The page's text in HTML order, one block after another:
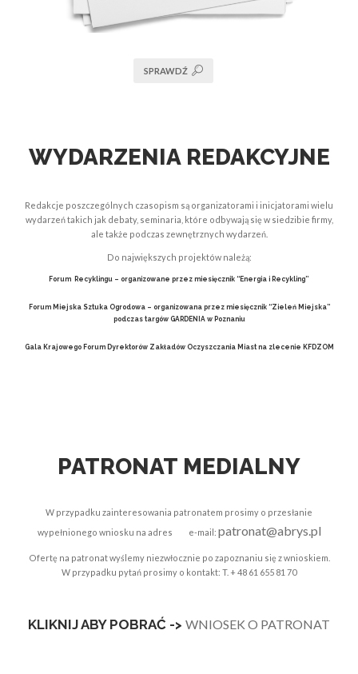
SPRAWDŹ
WYDARZENIA REDAKCYJNE
Redakcje poszczególnych czasopism są organizatorami i inicjatorami wielu
wydarzeń takich jak debaty, seminaria, które odbywają się w siedzibie firmy,
ale także podczas zewnętrznych wydarzeń.
Do największych projektów należą:
Forum Recyklingu– organizowane przez miesięcznik “Energia i Recykling”
Forum Miejska Sztuka Ogrodowa– organizowana przez miesięcznik “Zieleń Miejska”
podczas targów GARDENIA w Poznaniu
Gala Krajowego Forum Dyrektorów Zakładów Oczyszczania Miastna zlecenie KFDZOM
PATRONAT MEDIALNY
W przypadku zainteresowania patronatem prosimy o przesłanie
wypełnionego wniosku na adres e-mail: patronat@abrys.pl
Ofertę na patronat wyślemy niezwłocznie po zapoznaniu się z wnioskiem.
W przypadku pytań prosimy o kontakt: T. + 48 61 655 81 70
KLIKNIJ ABY POBRAĆ -> WNIOSEK O PATRONAT